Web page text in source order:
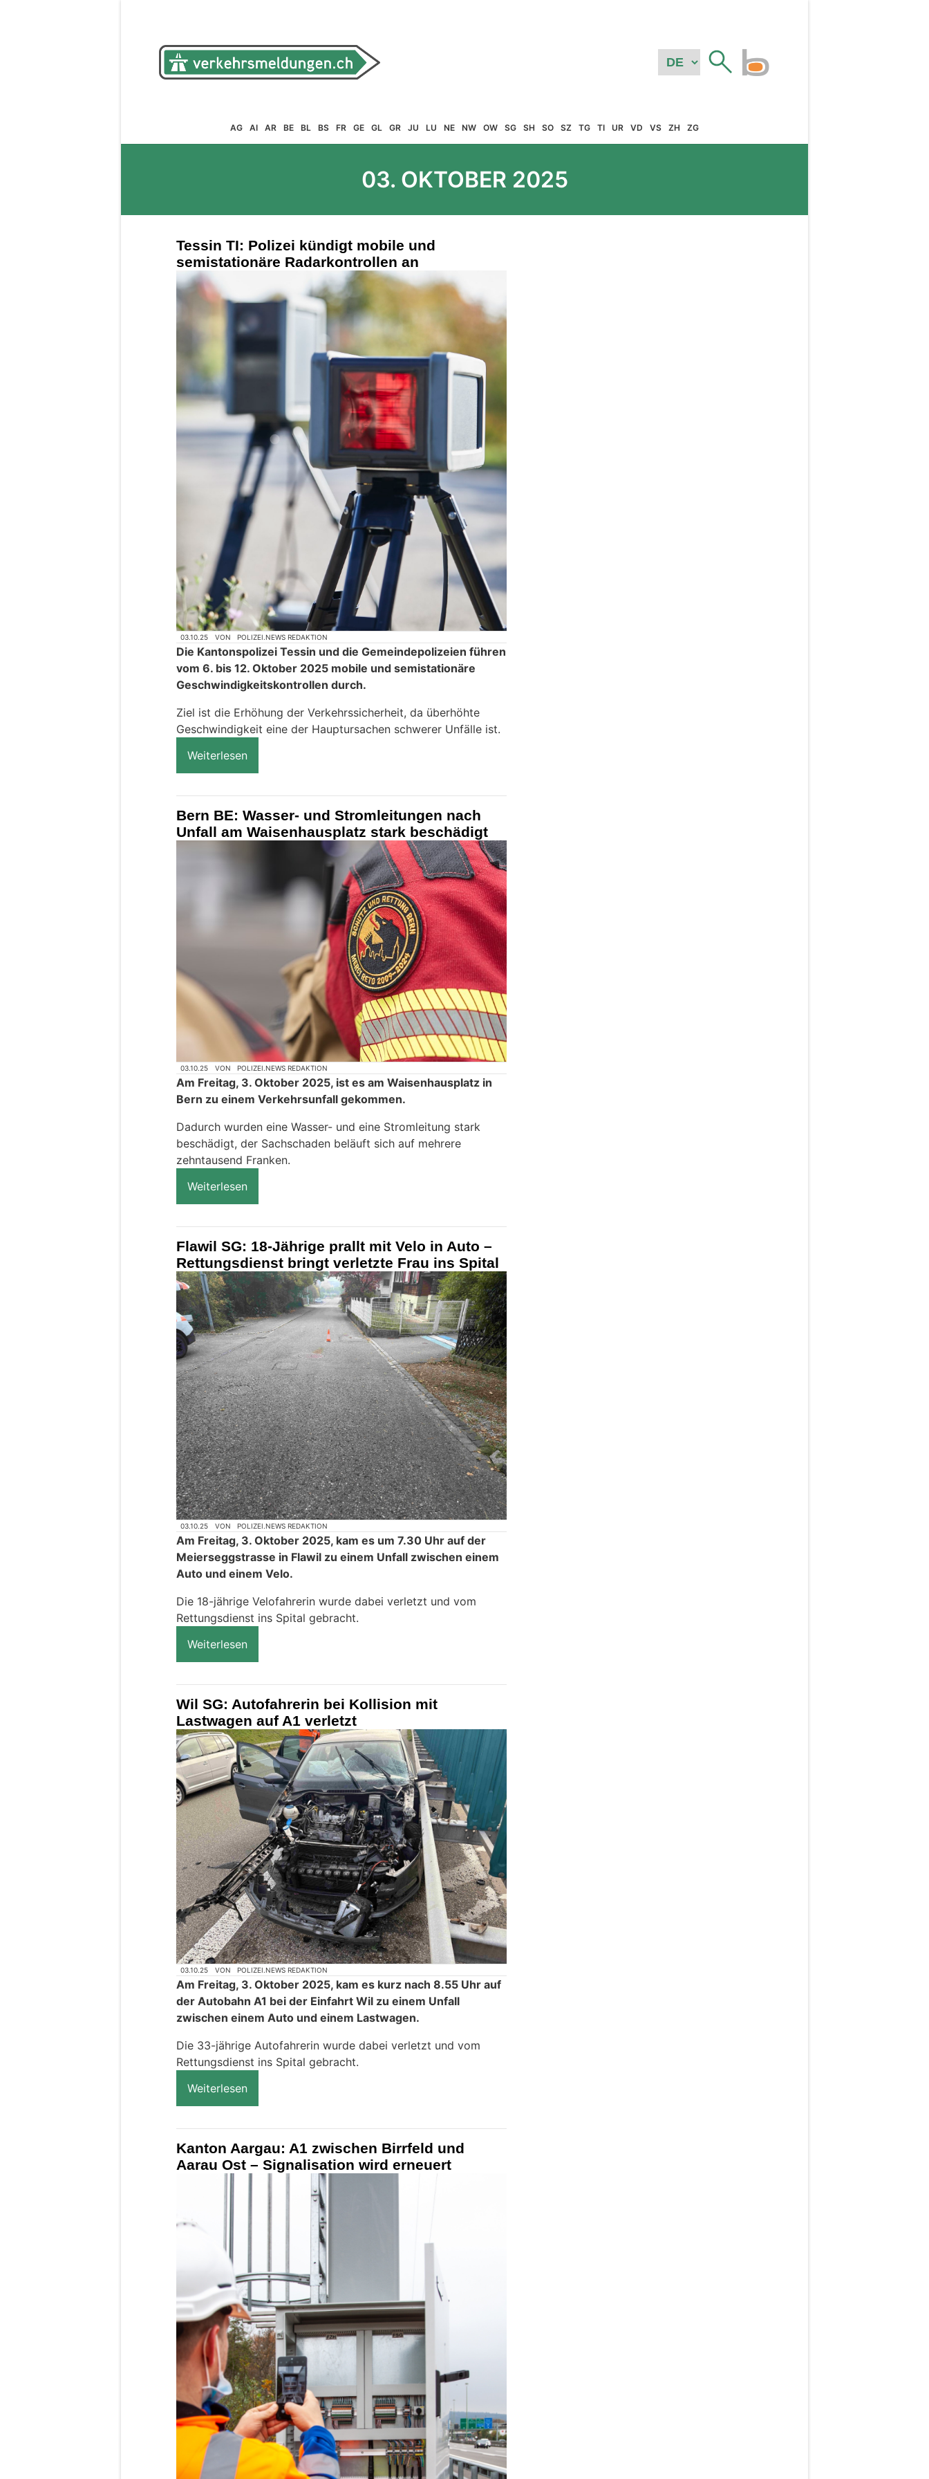
AG AI AR BE BL BS FR GE GL GR JU LU NE NW OW SG SH SO SZ TG TI UR VD VS ZH ZG
03. OKTOBER 2025
Tessin TI: Polizei kündigt mobile und
semistationäre Radarkontrollen an
03.10.25 VON POLIZEI.NEWS REDAKTION
Die Kantonspolizei Tessin und die Gemeindepolizeien führen
vom 6. bis 12. Oktober 2025 mobile und semistationäre
Geschwindigkeitskontrollen durch.
Ziel ist die Erhöhung der Verkehrssicherheit, da überhöhte
Geschwindigkeit eine der Hauptursachen schwerer Unfälle ist.
Weiterlesen
Bern BE: Wasser- und Stromleitungen nach
Unfall am Waisenhausplatz stark beschädigt
03.10.25 VON POLIZEI.NEWS REDAKTION
Am Freitag, 3. Oktober 2025, ist es am Waisenhausplatz in
Bern zu einem Verkehrsunfall gekommen.
Dadurch wurden eine Wasser- und eine Stromleitung stark
beschädigt, der Sachschaden beläuft sich auf mehrere
zehntausend Franken.
Weiterlesen
Flawil SG: 18-Jährige prallt mit Velo in Auto –
Rettungsdienst bringt verletzte Frau ins Spital
03.10.25 VON POLIZEI.NEWS REDAKTION
Am Freitag, 3. Oktober 2025, kam es um 7.30 Uhr auf der
Meierseggstrasse in Flawil zu einem Unfall zwischen einem
Auto und einem Velo.
Die 18-jährige Velofahrerin wurde dabei verletzt und vom
Rettungsdienst ins Spital gebracht.
Weiterlesen
Wil SG: Autofahrerin bei Kollision mit
Lastwagen auf A1 verletzt
03.10.25 VON POLIZEI.NEWS REDAKTION
Am Freitag, 3. Oktober 2025, kam es kurz nach 8.55 Uhr auf
der Autobahn A1 bei der Einfahrt Wil zu einem Unfall
zwischen einem Auto und einem Lastwagen.
Die 33-jährige Autofahrerin wurde dabei verletzt und vom
Rettungsdienst ins Spital gebracht.
Weiterlesen
Kanton Aargau: A1 zwischen Birrfeld und
Aarau Ost – Signalisation wird erneuert